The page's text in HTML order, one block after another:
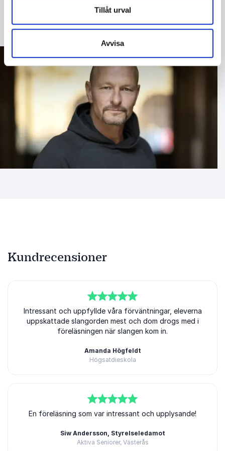
Tillåt urval
Avvisa
större tydlighet i en komplex värld.
Kundrecensioner
5av5
Intressant och uppfyllde våra förväntningar, eleverna
uppskattade slangorden mest och dom drogs med i
föreläsningen när slangen kom in.
Amanda Högfeldt
Högsatdieskola
av5
En föreläsning som var intressant och upplysande!
Siw Andersson, Styrelseledamot
Aktiva Seniorer, Västerås